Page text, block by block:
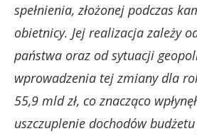
spełnienia, złożonej podczas
obietnicy. Jej realizacja zależy
państwa oraz od sytuacji
wprowadzenia tej zmiany dla
55,9 mld zł, co znacząco
uszczuplenie dochodów